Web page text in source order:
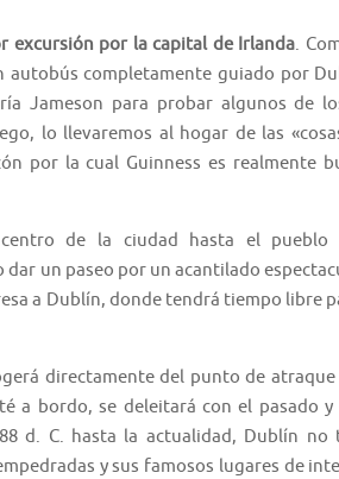
excursión por la capital de Irlanda.
completamente guiado por
Jameson para probar algunos de
lo llevaremos al hogar de las
por la cual Guinness es realmente
de la ciudad hasta el
un paseo por un acantilado
a Dublín, donde tendrá tiempo libre
directamente del punto de
a bordo, se deleitará con el pasado
d. C. hasta la actualidad, Dublín
y sus famosos lugares de